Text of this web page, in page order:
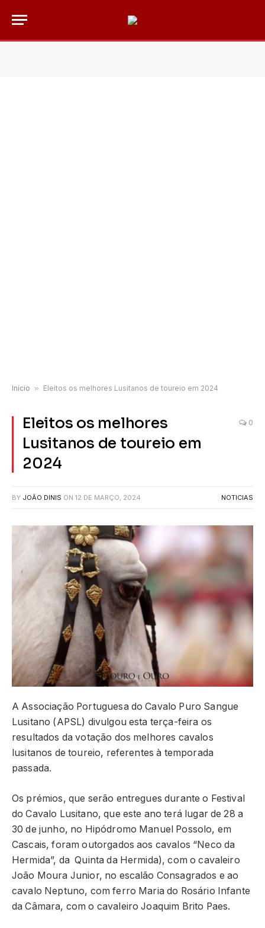
Início » Eleitos os melhores Lusitanos de toureio em 2024
Eleitos os melhores
Lusitanos de toureio em
2024
0
BY JOÃO DINIS ON 12 DE MARÇO, 2024 NOTICIAS
A Associação Portuguesa do Cavalo Puro Sangue
Lusitano (APSL) divulgou esta terça-feira os
resultados da votação dos melhores cavalos
lusitanos de toureio, referentes à temporada
passada.
Os prémios, que serão entregues durante o Festival
do Cavalo Lusitano, que este ano terá lugar de 28 a
30 de junho, no Hipódromo Manuel Possolo, em
Cascais, foram outorgados aos cavalos “Neco da
Hermida”, da Quinta da Hermida), com o cavaleiro
João Moura Junior, no escalão Consagrados e ao
cavalo Neptuno, com ferro Maria do Rosário Infante
da Câmara, com o cavaleiro Joaquim Brito Paes.